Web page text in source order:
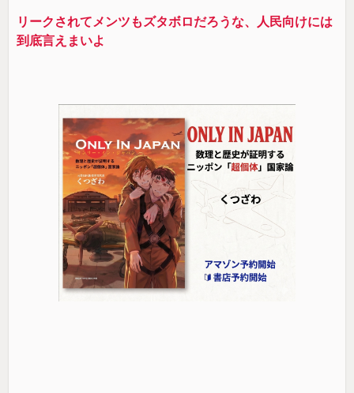
リークされてメンツもズタボロだろうな、人民向けには
到底言えまいよ